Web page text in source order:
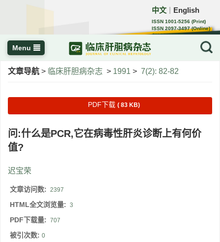
中文 English
ISSN 1001-5256 (Print)
ISSN 2097-3497 (Online)
CN 22-1108/R
Menu
文章导航 > 临床肝胆病杂志 > 1991 > 7(2): 82-82
PDF下载 ( 83 KB)
问:什么是PCR,它在病毒性肝炎诊断上有何价
值?
迟宝荣
文章访问数: 2397
HTML全文浏览量: 3
PDF下载量: 707
被引次数: 0